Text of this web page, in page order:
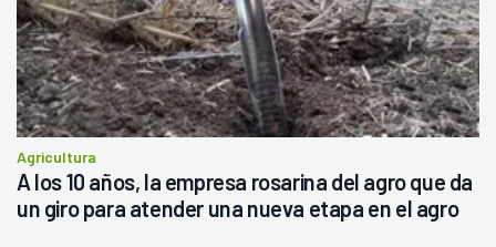
Agricultura
A los 10 años, la empresa rosarina del agro que da
un giro para atender una nueva etapa en el agro